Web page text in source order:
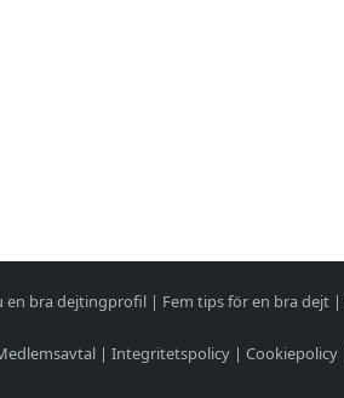
en bra dejtingprofil | Fem tips för en bra dejt |
| Integritetspolicy | Cookiepolicy